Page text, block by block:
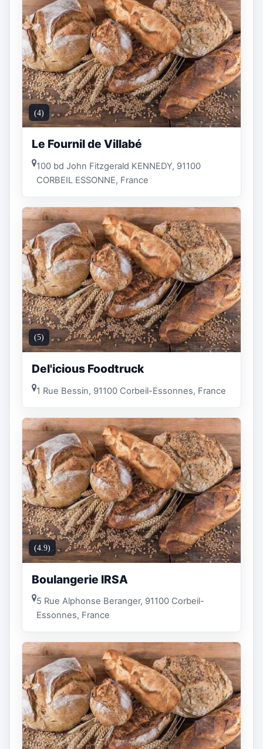
(4)
Le Fournil de Villabé
100 bd John Fitzgerald KENNEDY, 91100
CORBEIL ESSONNE, France
(5)
Del'icious Foodtruck
1 Rue Bessin, 91100 Corbeil-Essonnes, France
(4.9)
Boulangerie IRSA
5 Rue Alphonse Beranger, 91100 Corbeil-
Essonnes, France